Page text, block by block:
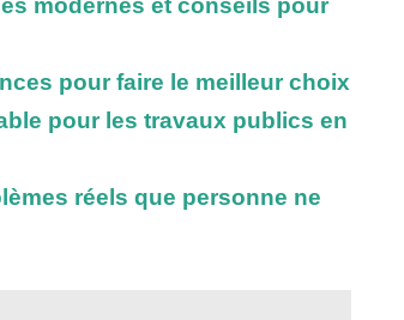
modernes et conseils pour
pour faire le meilleur choix
pour les travaux publics en
réels que personne ne